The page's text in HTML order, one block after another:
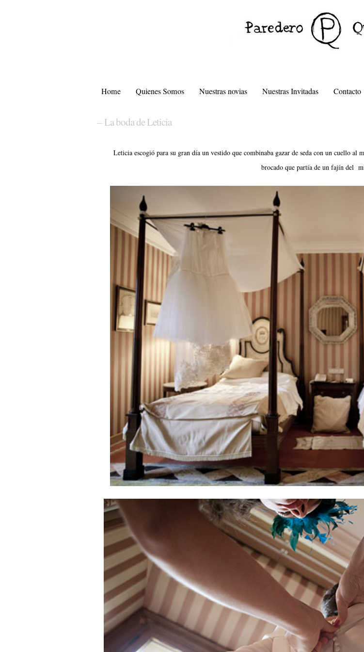
Home Quienes Somos Nuestras novias Nuestras Invitadas Contacto
– La boda de Leticia
Leticia escogió para su gran día un vestido que combinaba gazar de seda con un cuello al
brocado que partía de un fajín del